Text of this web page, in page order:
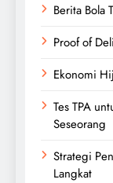
Berita Bola
Proof of
Ekonomi
Tes TPA
Seseorang
Strategi
Langkat